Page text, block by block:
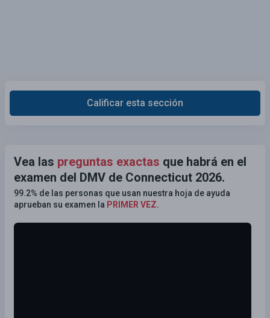
Calificar esta sección
Vea las preguntas exactas que habrá en el
examen del DMV de Connecticut 2026.
99.2% de las personas que usan nuestra hoja de ayuda
aprueban su examen la PRIMER VEZ.